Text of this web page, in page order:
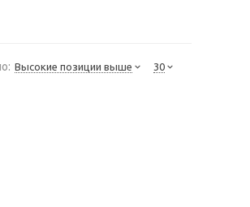
Высокие позиции выше 30